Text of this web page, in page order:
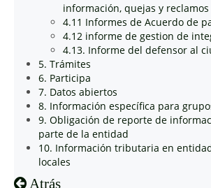
información, quejas y reclamos
4.11 Informes de Acuerdo de
4.12 informe de gestion de
4.13. Informe del defensor al
5. Trámites
6. Participa
7. Datos abiertos
8. Información específica para
9. Obligación de reporte de
parte de la entidad
10. Información tributaria en
locales
Atrás